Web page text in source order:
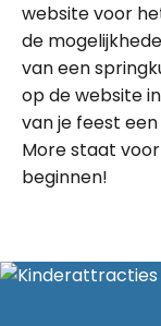
website voor
de
van een
op de website
van je feest
More staat
beginnen!